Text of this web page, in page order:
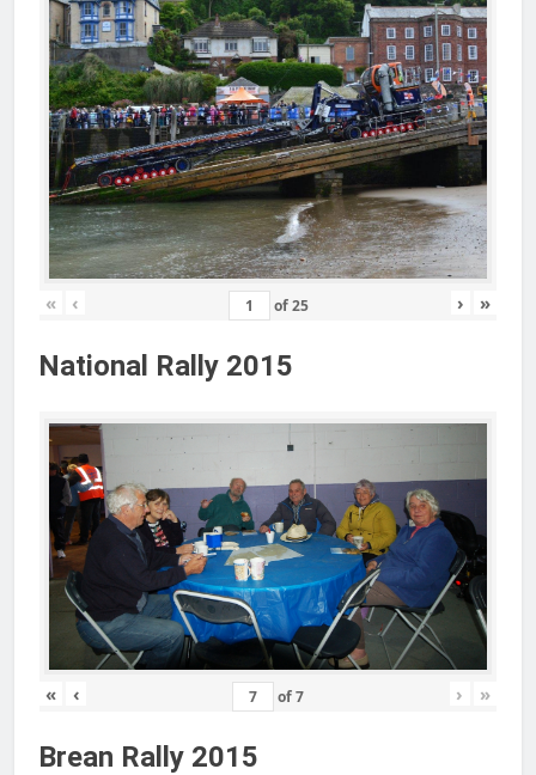
« ‹ of25 › »
National Rally 2015
« ‹ of7 › »
Brean Rally 2015